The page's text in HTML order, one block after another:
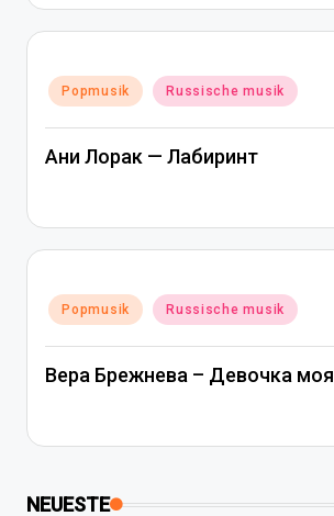
Posted
in
Popmusik Russische musik
Ани Лорак — Лабиринт
Posted
in
Popmusik Russische musik
Вера Брежнева – Девочка моя
NEUESTE